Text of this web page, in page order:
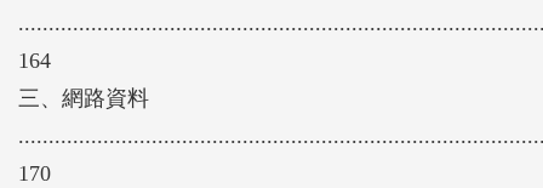
164
三、網路資料
170